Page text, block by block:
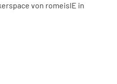
von romeisIE in